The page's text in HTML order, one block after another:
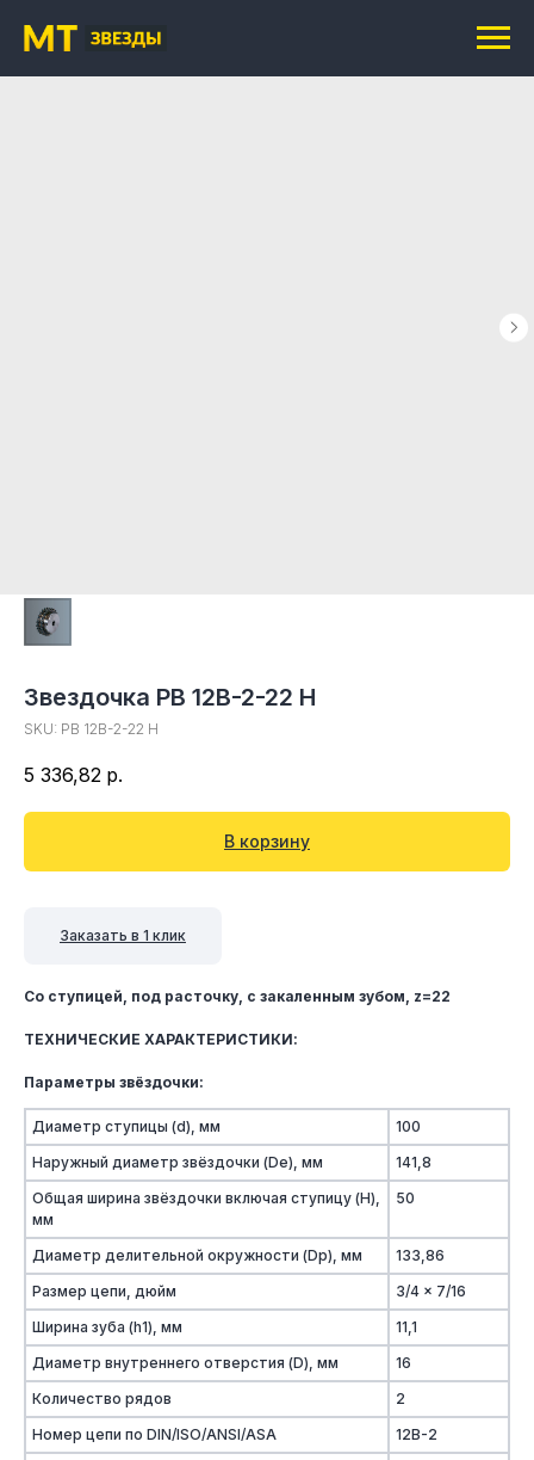
Звездочка PB 12B-2-22 H
SKU: PB 12B-2-22 H
5 336,82 р.
В корзину
Заказать в 1 клик
Со ступицей, под расточку, c закаленным зубом, z=22
ТЕХНИЧЕСКИЕ ХАРАКТЕРИСТИКИ:
Параметры звёздочки:
Диаметр ступицы (d), мм
100
Наружный диаметр звёздочки (De), мм
141,8
Общая ширина звёздочки включая ступицу (H),
мм
50
Диаметр делительной окружности (Dp), мм
133,86
Размер цепи, дюйм
3/4 x 7/16
Ширина зуба (h1), мм
11,1
Диаметр внутреннего отверстия (D), мм
16
Количество рядов
2
Номер цепи по DIN/ISO/ANSI/ASA
12B-2